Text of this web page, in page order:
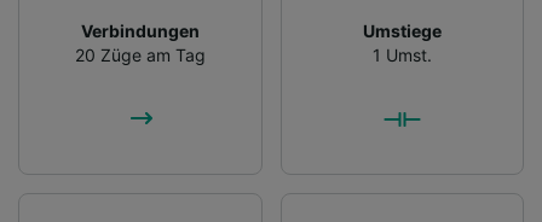
Verbindungen
20 Züge am Tag
Umstiege
1 Umst.